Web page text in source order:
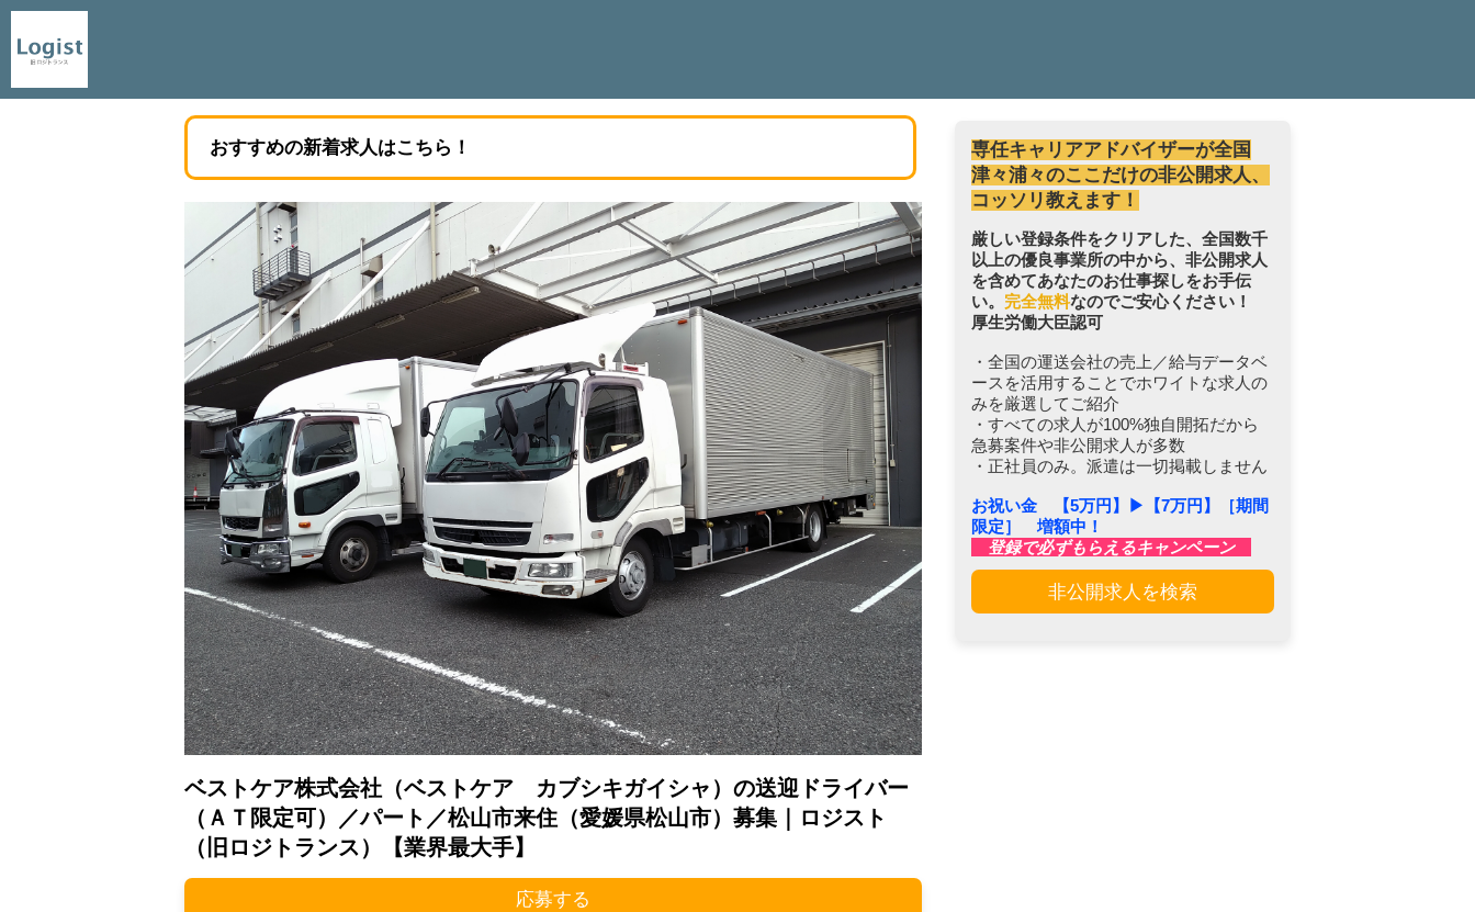
おすすめの新着求人はこちら！
ベストケア株式会社（ベストケア カブシキガイシャ）の送迎ドライバー
（ＡＴ限定可）／パート／松山市来住（愛媛県松山市）募集｜ロジスト
（旧ロジトランス）【業界最大手】
応募する
専任キャリアアドバイザーが全国
津々浦々のここだけの非公開求人、
コッソリ教えます！
厳しい登録条件をクリアした、全国数千
以上の優良事業所の中から、非公開求人
を含めてあなたのお仕事探しをお手伝
い。 完全無料なのでご安心ください！
厚生労働大臣認可
・全国の運送会社の売上／給与データベ
ースを活用することでホワイトな求人の
みを厳選してご紹介
・すべての求人が100%独自開拓だから
急募案件や非公開求人が多数
・正社員のみ。派遣は一切掲載しません
お祝い金 【5万円】▶︎【7万円】［期間
限定］ 増額中！
登録で必ずもらえるキャンペーン
非公開求人を検索